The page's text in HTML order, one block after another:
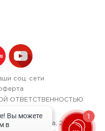
соц. сети
ОТВЕТСТВЕННОСТЬЮ
Красная Сосна, 24
1